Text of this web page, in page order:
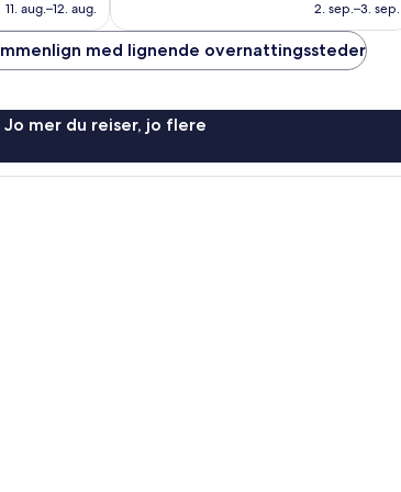
711 kr
11. aug.–12. aug.
779 kr
2. sep.–3. sep.
med lignende overnattingssteder
mer du reiser, jo flere